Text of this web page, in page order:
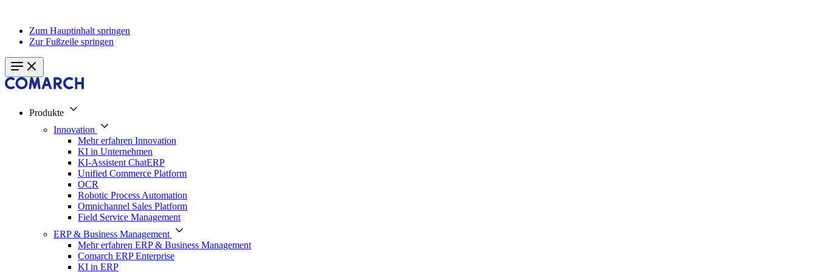
Zum Hauptinhalt springen
Zur Fußzeile springen
Produkte
Innovation
Mehr erfahren Innovation
KI in Unternehmen
KI-Assistent ChatERP
Unified Commerce Platform
OCR
Robotic Process Automation
Omnichannel Sales Platform
Field Service Management
ERP & Business Management
Mehr erfahren ERP & Business Management
Comarch ERP Enterprise
KI in ERP